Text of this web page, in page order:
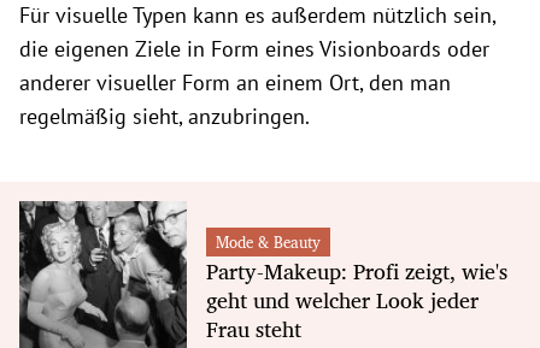
Für visuelle Typen kann es außerdem nützlich sein,
die eigenen Ziele in Form eines Visionboards oder
anderer visueller Form an einem Ort, den man
regelmäßig sieht, anzubringen.
Mode & Beauty
Party-Makeup: Profi zeigt, wie's
geht und welcher Look jeder
Frau steht